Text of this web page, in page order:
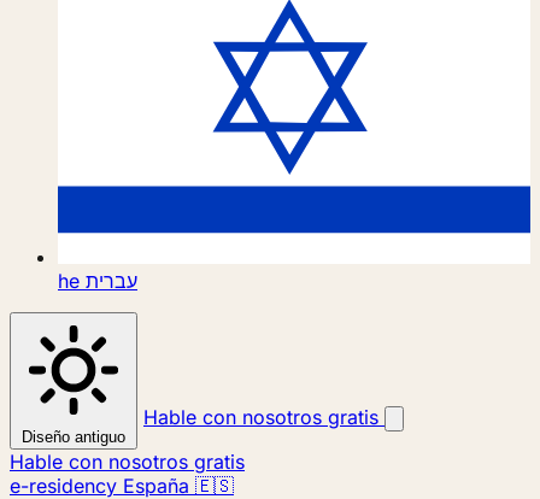
he עברית
Diseño antiguo
Hable con nosotros gratis
Hable con nosotros gratis
e-residency España 🇪🇸